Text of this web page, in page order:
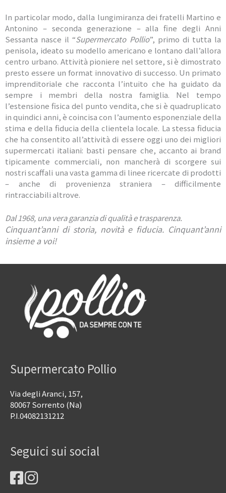
In particolar modo, dalla lungimiranza dei fratelli Martino e
Antonino – seconda generazione – alla fine degli Anni
Sessanta nasce il “Supermercato Pollio”, primo di tutta la
penisola, ideato su modello americano e lontano dall’allora
centro urbano. Attività pioniere nel settore, si è dimostrato
presto essere un format innovativo di successo. Un primato
imprenditoriale che racconta l’intuito che ha guidato da
sempre i membri della nostra famiglia. Nel tempo
l’estensione fisica del punto vendita, che si è quadruplicato
in quindici anni, è coincisa con l’aumento esponenziale della
stima e della fiducia della clientela locale. La stessa fiducia
che ha consentito all’attività di essere oggi uno dei migliori
supermercati italiani: basti pensare che, accanto ai brand
tipicamente commerciali, non mancherà di scorgere sui
nostri scaffali una vasta gamma di linee ricercate di prodotti
– anche di provenienza straniera – difficilmente
rintracciabili altrove.
Dal 1968, una vera garanzia di qualità e trasparenza.
Cinquant’anni di storia, novità e fiducia. Cinquant’anni
insieme a voi!
Supermercato Pollio
Via degli Aranci, 157,
80067 Sorrento (Na)
P.I.04082131212
Seguici sui social